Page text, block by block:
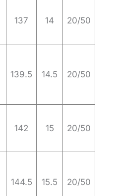
137 14 20/50
139.5 14.5 20/50
142 15 20/50
144.5 15.5 20/50